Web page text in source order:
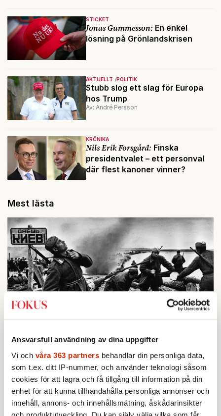
Ansvarsfull användning av dina uppgifter
Vi och våra 363 partners behandlar din personliga data,
som t.ex. ditt IP-nummer, och använder teknologi såsom
cookies för att lagra och få tillgång till information på din
enhet för att kunna tillhandahålla personliga annonser och
innehåll, annons- och innehållsmätning, åskådarinsikter
STICKET
Jonas Gummesson: En enkel
lösning på Grönlandskrisen
AKTUELLT POLITIK
Stubb slog ett slag för Europa
hos Trump
Av: André Persson
KRÖNIKA
Nils Erik Forsgård: Finska
presidentvalet – ett personval
där flest kanoner vinner?
Mest lästa
1.Den röda tråden som brast
Av: Gustaf Lewander
KRÖNIKA
2.Frans Wachtmeister:Ja, AC är ett hot mot den
franska civilisationen
STICKET
3.Bitte Assarmo:Sagan om den lågbegåvade
ursprungsbefolkningen i Filipstad